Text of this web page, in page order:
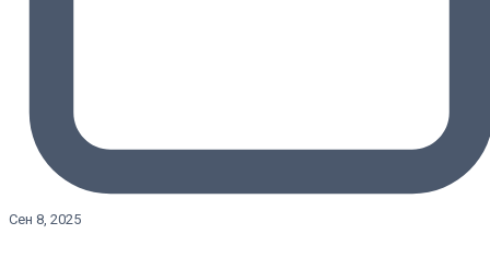
Сен 8, 2025